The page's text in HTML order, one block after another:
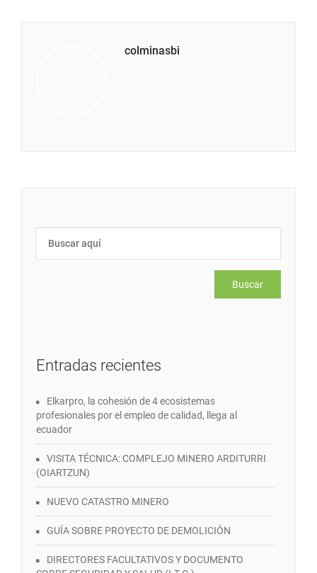
colminasbi
Entradas recientes
Elkarpro, la cohesión de 4 ecosistemas
profesionales por el empleo de calidad, llega al
ecuador
VISITA TÉCNICA: COMPLEJO MINERO ARDITURRI
(OIARTZUN)
NUEVO CATASTRO MINERO
GUÍA SOBRE PROYECTO DE DEMOLICIÓN
DIRECTORES FACULTATIVOS Y DOCUMENTO